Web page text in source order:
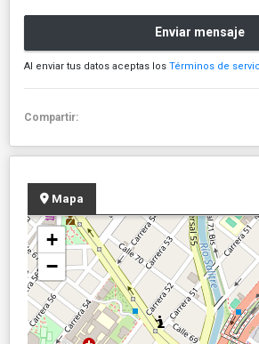
Enviar mensaje
Al enviar tus datos aceptas los Términos de
Compartir:
Mapa
+
−